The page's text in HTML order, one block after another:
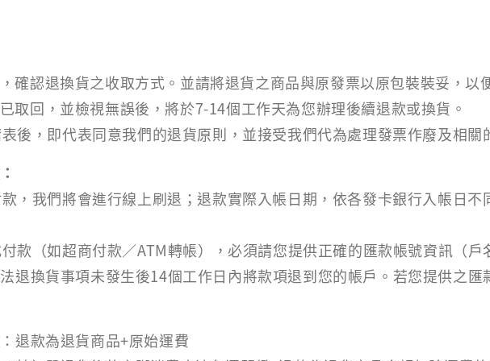
確認退換貨之收取方式。並請將退貨之商品與原發票以原包裝裝妥，以
取回，並檢視無誤後，將於7-14個工作天為您辦理後續退款或換貨。
後，即代表同意我們的退貨原則，並接受我們代為處理發票作廢及相關
，我們將會進行線上刷退；退款實際入帳日期，依各發卡銀行入帳日
款（如超商付款／ATM轉帳），必須請您提供正確的匯款帳號資訊（
退換貨事項未發生後14個工作日內將款項退到您的帳戶。若您提供之匯
退款為退貨商品+原始運費